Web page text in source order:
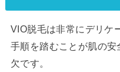
VIO脱毛は非常にデリケ
手順を踏むことが肌の
欠です。